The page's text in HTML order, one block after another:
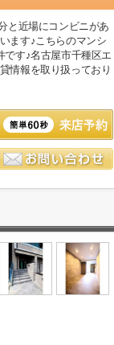
と近場にコンビニがあ
ます♪こちらのマンシ
です♪名古屋市千種区エ
情報を取り扱っており